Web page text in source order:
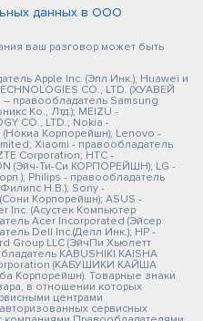
данных в ООО
ваш разговор может быть
Apple Inc. (Эпл Инк.); Huawei и
CO., LTD. (ХУАВЕЙ
Samsung
Ко., Лтд.); MEIZU -
CO., LTD.; Nokia -
Корпорейшн); Lenovo -
Xiaomi - правообладатель
Corporation; HTC -
(Эйч-Ти-Си КОРПОРЕЙШН); LG -
Philips - правообладатель
Н.В.); Sony -
Корпорейшн); ASUS -
Inc. (Асустек Компьютер
Acer Incorporated (Эйсер
Dell Inc.(Делл Инк.); HP -
Group LLC (ЭйчПи Хьюлетт
KABUSHIKI KAISHA
(КАБУШИКИ КАЙША
Корпорейшн). Товарные знаки
в отношении которых
центрами
сервисных